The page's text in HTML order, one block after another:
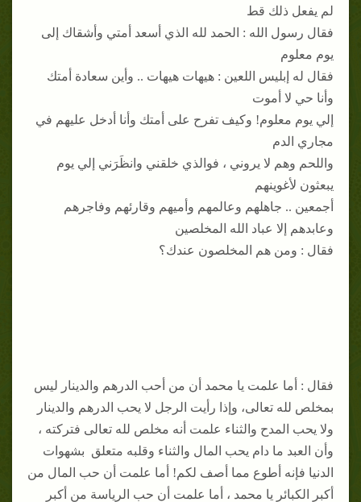
لم يفعل ذلك قط
فقال رسول الله : الحمد لله الذي أسعد أمتي وأشقاك إلى
يوم معلوم
فقال له إبليس اللعين : هيهات هيهات .. وأين سعادة أمتك
وأنا حي لا أموت
إلي يوم معلوم! وكيف تفرح على أمتك وأنا أدخل عليهم في
مجاري الدم
واللحم وهم لا يروني ، فوالذي خلقني وانظَرَني إلي يوم
يبعثون لأغوينهم
أجمعين .. جاهلهم وعالمهم وأميهم وقارئهم وفاجرهم
وعابدهم إلا عباد الله المخلصين
فقال : ومن هم المخلصون عندك؟
فقال : أما علمت يا محمد أن من أحب الدرهم والدينار ليس
بمخلص لله تعالى، وإذا رأيت الرجل لا يحب الدرهم والدينار
ولا يحب المدح والثناء علمت أنه مخلص لله تعالى فتركته ،
وأن العبد ما دام يحب المال والثناء وقلبه متعلق بشهوات
الدنيا فإنه أطوع مما أصف لكم! أما علمت أن حب المال من
أكبر الكبائر يا محمد ، أما علمت أن حب الرياسة من أكبر